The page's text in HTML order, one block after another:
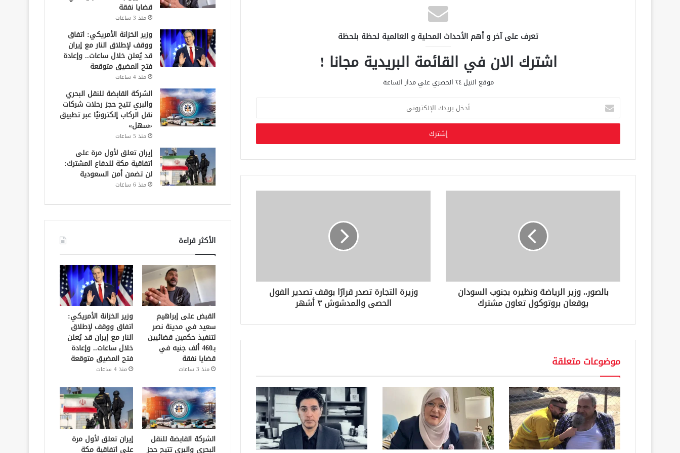
تعرف على آخر و أهم الأحداث المحلية و العالمية لحظة بلحظة
اشترك الان في القائمة البريدية مجانا !
موقع النيل ٢٤ الحصري علي مدار الساعة
خ
ب
ر
د
ك
ن
بالصور.. وزير الرياضة ونظيره بجنوب السودان
يوقعان بروتوكول تعاون مشترك
وزيرة التجارة تصدر قرارًا بوقف تصدير الفول
الحصى والمدشوش ٣ أشهر
موضوعات متعلقة
قضايا نفقة
منذ 3 ساعات
وزير الخزانة الأمريكي: اتفاق
ووقف لإطلاق النار مع إيران
قد يُعلن خلال ساعات.. وإعادة
فتح المضيق متوقعة
منذ 4 ساعات
الشركة القابضة للنقل البحري
والبري تتيح حجز رحلات شركات
نقل الركاب إلكترونيًا عبر تطبيق
«سهل»
منذ 5 ساعات
إيران تعلق لأول مرة على
اتفاقية مكة للدفاع المشترك:
لن تضمن أمن السعودية
منذ 6 ساعات
الأكثر قراءة
القبض على إبراهيم
سعيد في مدينة نصر
لتنفيذ حكمين قضائيين
بـ460 ألف جنيه في
قضايا نفقة
منذ 3 ساعات
وزير الخزانة الأمريكي:
اتفاق ووقف لإطلاق
النار مع إيران قد يُعلن
خلال ساعات.. وإعادة
فتح المضيق متوقعة
منذ 4 ساعات
الشركة القابضة للنقل
البحري والبري تتيح حجز
إيران تعلق لأول مرة
على اتفاقية مكة